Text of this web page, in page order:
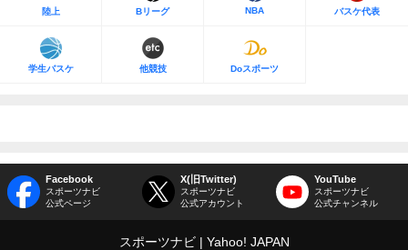
陸上 Bリーグ NBA バスケ代表
学生バスケ 他競技 Doスポーツ
Facebook
スポーツナビ
公式ページ
X(旧Twitter)
スポーツナビ
公式アカウント
YouTube
スポーツナビ
公式チャンネル
スポーツナビ Yahoo! JAPAN